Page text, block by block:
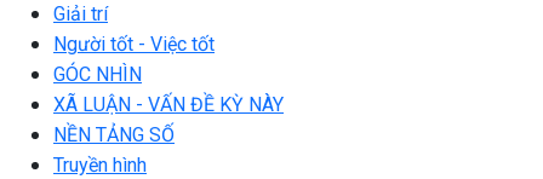
Giải trí
Người tốt - Việc tốt
GÓC NHÌN
XÃ LUẬN - VẤN ĐỀ KỲ NÀY
NỀN TẢNG SỐ
Truyền hình